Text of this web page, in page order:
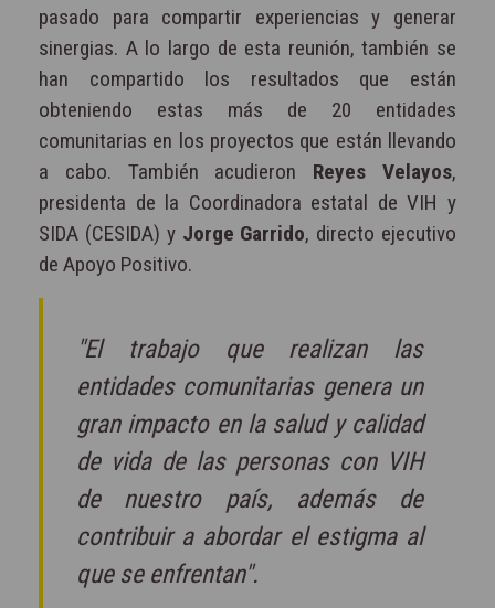
pasado para compartir experiencias y generar
sinergias. A lo largo de esta reunión, también se
han compartido los resultados que están
obteniendo estas más de 20 entidades
comunitarias en los proyectos que están llevando
a cabo. También acudieron Reyes Velayos,
presidenta de la Coordinadora estatal de VIH y
SIDA (CESIDA) y Jorge Garrido, directo ejecutivo
de Apoyo Positivo.
"El trabajo que realizan las
entidades comunitarias genera un
gran impacto en la salud y calidad
de vida de las personas con VIH
de nuestro país, además de
contribuir a abordar el estigma al
que se enfrentan".